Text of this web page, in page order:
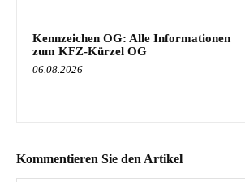
Kennzeichen OG: Alle Informationen
zum KFZ-Kürzel OG
06.08.2026
Kommentieren Sie den Artikel